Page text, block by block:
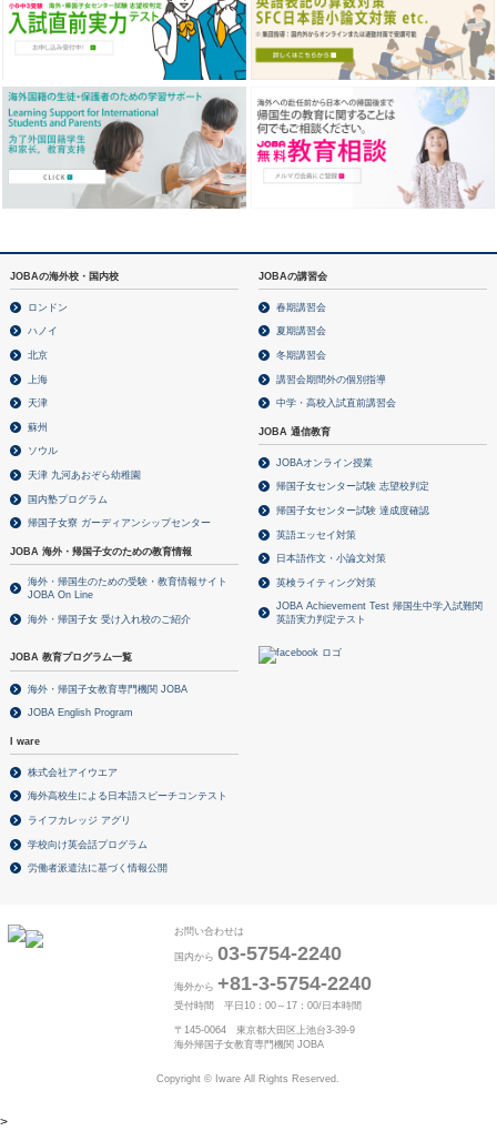
JOBAの海外校・国内校
ロンドン
ハノイ
北京
上海
天津
蘇州
ソウル
天津 九河あおぞら幼稚園
国内塾プログラム
帰国子女寮 ガーディアンシップセンター
JOBA 海外・帰国子女のための教育情報
海外・帰国生のための受験・教育情報サイト
JOBA On Line
海外・帰国子女 受け入れ校のご紹介
JOBAの講習会
春期講習会
夏期講習会
冬期講習会
講習会期間外の個別指導
中学・高校入試直前講習会
JOBA 通信教育
JOBAオンライン授業
帰国子女センター試験 志望校判定
帰国子女センター試験 達成度確認
英語エッセイ対策
日本語作文・小論文対策
英検ライティング対策
JOBA Achievement Test 帰国生中学入試難関
英語実力判定テスト
JOBA 教育プログラム一覧
海外・帰国子女教育専門機関 JOBA
JOBA English Program
I ware
株式会社アイウエア
海外高校生による日本語スピーチコンテスト
ライフカレッジ アグリ
学校向け英会話プログラム
労働者派遣法に基づく情報公開
お問い合わせは
国内から 03-5754-2240
海外から +81-3-5754-2240
受付時間 平日10：00～17：00/日本時間
〒145-0064 東京都大田区上池台3-39-9
海外帰国子女教育専門機関 JOBA
Copyright © Iware All Rights Reserved.
>